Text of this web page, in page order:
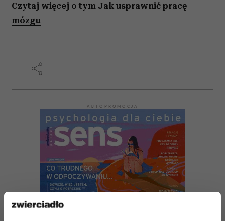
Czytaj więcej o tym Jak usprawnić pracę
mózgu
AUTOPROMOCJA